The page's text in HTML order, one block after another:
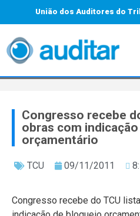
União dos Auditores do
Congresso recebe
obras com
orçamentário
TCU 09/11/2011
Congresso recebe do TCU